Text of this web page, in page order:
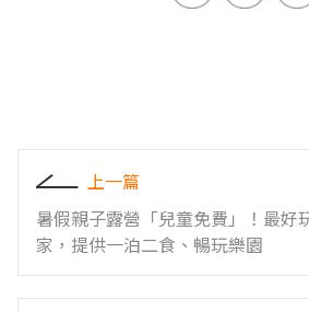
上一篇
暑假親子露營「兒童免費」！最好
家，提供一泊二食、暢玩樂園